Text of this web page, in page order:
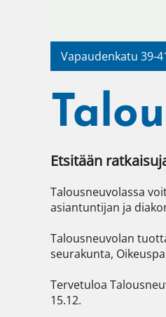
Vapaudenkatu 39-
Etsitään
Talousneuvolassa
asiantuntijan ja
Talousneuvolan
seurakunta,
Tervetuloa
15.12.